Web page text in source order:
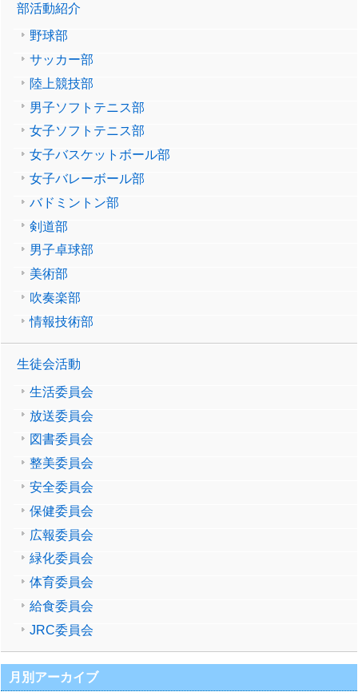
部活動紹介
野球部
サッカー部
陸上競技部
男子ソフトテニス部
女子ソフトテニス部
女子バスケットボール部
女子バレーボール部
バドミントン部
剣道部
男子卓球部
美術部
吹奏楽部
情報技術部
生徒会活動
生活委員会
放送委員会
図書委員会
整美委員会
安全委員会
保健委員会
広報委員会
緑化委員会
体育委員会
給食委員会
JRC委員会
月別アーカイブ